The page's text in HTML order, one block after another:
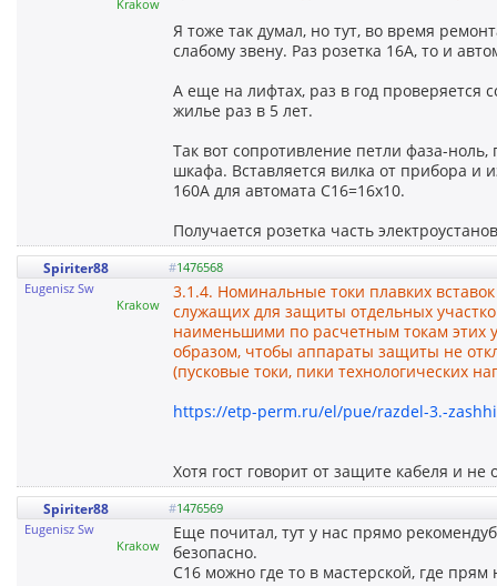
Krakow
Я тоже так думал, но тут, во время
слабому звену. Раз розетка 16А, то и
А еще на лифтах, раз в год проверяется
жилье раз в 5 лет.
Так вот сопротивление петли фаза-
шкафа. Вставляется вилка от прибора и
160А для автомата С16=16х10.
Получается розетка часть
Spiriter88 #1476568
Eugenisz Sw
Krakow
3.1.4. Номинальные токи плавких
служащих для защиты отдельных
наименьшими по расчетным токам этих
образом, чтобы аппараты защиты не
(пусковые токи, пики технологических
https://etp-perm.ru/el/pue/razdel-3.-
Хотя гост говорит от защите кабеля и
Spiriter88 #1476569
Eugenisz Sw
Krakow
Еще почитал, тут у нас прямо
безопасно.
С16 можно где то в мастерской, где прям